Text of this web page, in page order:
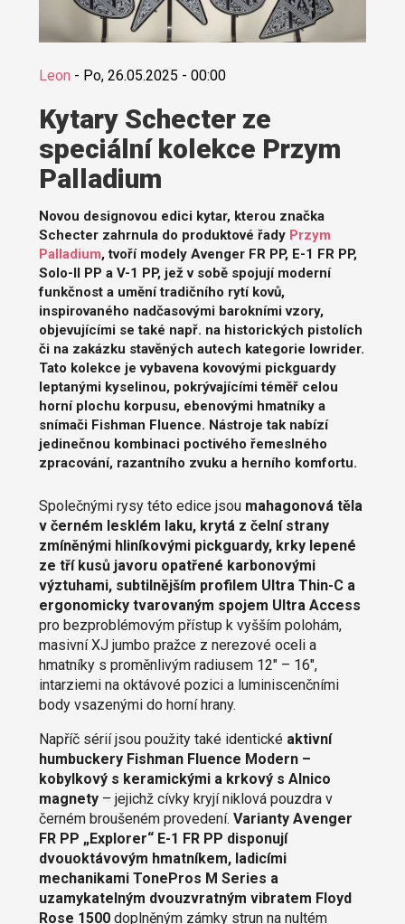
Leon - Po, 26.05.2025 - 00:00
Kytary Schecter ze
speciální kolekce Przym
Palladium
Novou designovou edici kytar, kterou značka
Schecter zahrnula do produktové řady Przym
Palladium, tvoří modely Avenger FR PP, E-1 FR PP,
Solo-II PP a V-1 PP, jež v sobě spojují moderní
funkčnost a umění tradičního rytí kovů,
inspirovaného nadčasovými barokními vzory,
objevujícími se také např. na historických pistolích
či na zakázku stavěných autech kategorie lowrider.
Tato kolekce je vybavena kovovými pickguardy
leptanými kyselinou, pokrývajícími téměř celou
horní plochu korpusu, ebenovými hmatníky a
snímači Fishman Fluence. Nástroje tak nabízí
jedinečnou kombinaci poctivého řemeslného
zpracování, razantního zvuku a herního komfortu.
Společnými rysy této edice jsou mahagonová těla
v černém lesklém laku, krytá z čelní strany
zmíněnými hliníkovými pickguardy, krky lepené
ze tří kusů javoru opatřené karbonovými
výztuhami, subtilnějším profilem Ultra Thin-C a
ergonomicky tvarovaným spojem Ultra Access
pro bezproblémovým přístup k vyšším polohám,
masivní XJ jumbo pražce z nerezové oceli a
hmatníky s proměnlivým radiusem 12" – 16",
intarziemi na oktávové pozici a luminiscenčními
body vsazenými do horní hrany.
Napříč sérií jsou použity také identické aktivní
humbuckery Fishman Fluence Modern –
kobylkový s keramickými a krkový s Alnico
magnety– jejichž cívky kryjí niklová pouzdra v
černém broušeném provedení. Varianty Avenger
FR PP „Explorer“ E-1 FR PP disponují
dvouoktávovým hmatníkem, ladicími
mechanikami TonePros M Series a
uzamykatelným dvouzvratným vibratem Floyd
Rose 1500doplněným zámky strun na nultém